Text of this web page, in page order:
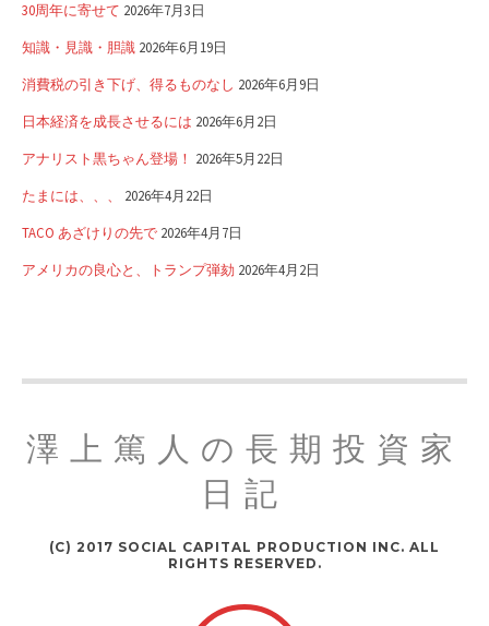
30周年に寄せて 2026年7月3日
知識・見識・胆識 2026年6月19日
消費税の引き下げ、得るものなし 2026年6月9日
日本経済を成長させるには 2026年6月2日
アナリスト黒ちゃん登場！ 2026年5月22日
たまには、、、 2026年4月22日
TACO あざけりの先で 2026年4月7日
アメリカの良心と、トランプ弾劾 2026年4月2日
澤上篤人の長期投資家
日記
(C) 2017 SOCIAL CAPITAL PRODUCTION INC. ALL
RIGHTS RESERVED.